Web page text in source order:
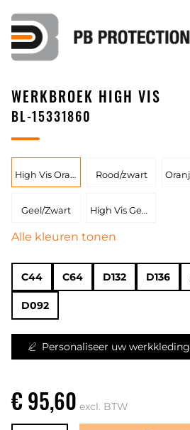
WERKBROEK HIGH VIS
BL-15331860
High Vis Oranje/Marineblauw Rood/zwart
Geel/Zwart High Vis Geel/Zwart
Alle kleuren tonen
C44 C64 D132 D136
D092
Personaliseer uw werkkleding
€ 95,60 excl. BTW